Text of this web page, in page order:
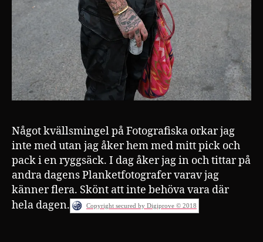
Något kvällsmingel på Fotografiska orkar jag
inte med utan jag åker hem med mitt pick och
pack i en ryggsäck. I dag åker jag in och tittar på
andra dagens Planketfotografer varav jag
känner flera. Skönt att inte behöva vara där
hela dagen.
Copyright secured by Digiprove © 2018